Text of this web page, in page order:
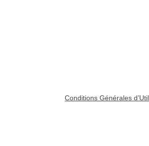
Conditions Générales